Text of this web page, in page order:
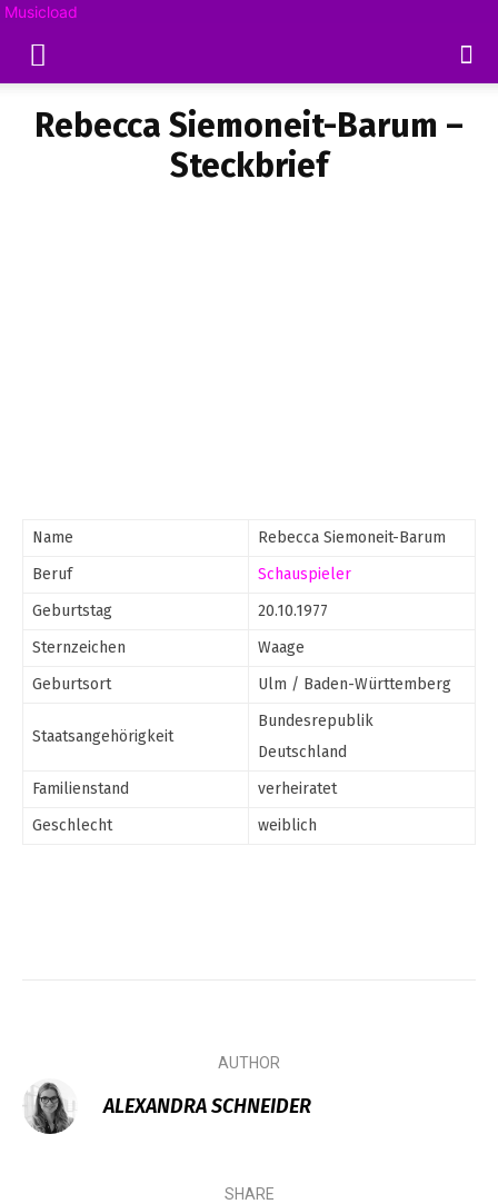
Musicload
Rebecca Siemoneit-Barum –
Steckbrief
Name
Rebecca Siemoneit-Barum
Beruf
Schauspieler
Geburtstag
20.10.1977
Sternzeichen
Waage
Geburtsort
Ulm / Baden-Württemberg
Staatsangehörigkeit
Bundesrepublik
Deutschland
Familienstand
verheiratet
Geschlecht
weiblich
AUTHOR
ALEXANDRA SCHNEIDER
SHARE